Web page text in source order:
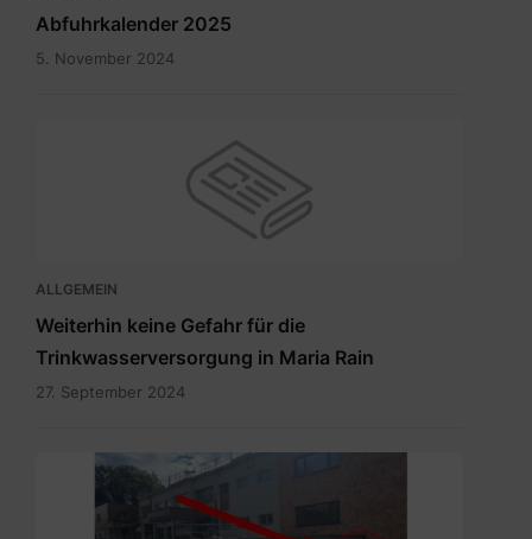
Abfuhrkalender 2025
5. November 2024
ALLGEMEIN
Weiterhin keine Gefahr für die
Trinkwasserversorgung in Maria Rain
27. September 2024
Eingang
Wahllokal.pdf